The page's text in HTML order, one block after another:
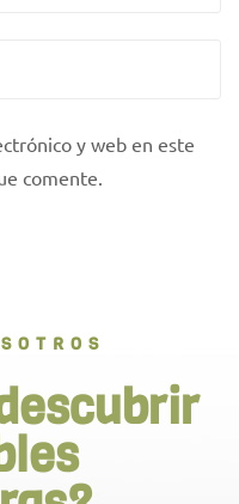
y web en este
comente.